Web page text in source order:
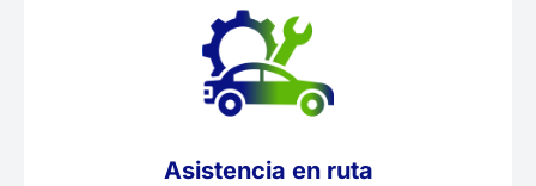
Asistencia en ruta